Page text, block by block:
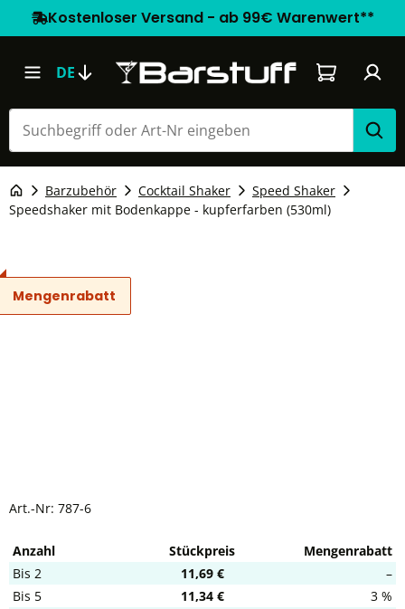
Kostenloser Versand - ab 99€ Warenwert**
DE Warenkorb
Barzubehör Cocktail Shaker
Speed Shaker
Speedshaker mit Bodenkappe - kupferfarben (530ml)
Mengenrabatt
Art.-Nr: 787-6
Anzahl Stückpreis
Mengenrabatt
Bis 2 11,69 €
–
Bis 5 11,34 €
3 %